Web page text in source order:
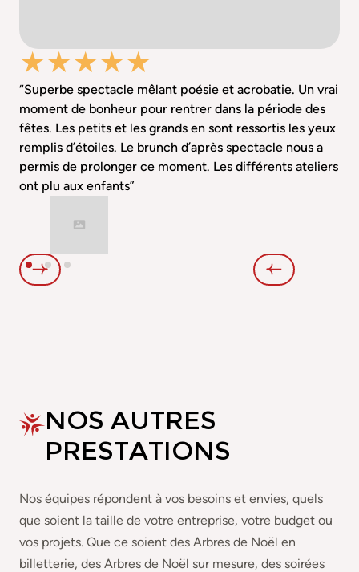
“Superbe spectacle mêlant poésie et acrobatie. Un vrai
moment de bonheur pour rentrer dans la période des
fêtes. Les petits et les grands en sont ressortis les yeux
remplis d’étoiles. Le brunch d’après spectacle nous a
permis de prolonger ce moment. Les différents ateliers
ont plu aux enfants”
NOS AUTRES
PRESTATIONS
Nos équipes répondent à vos besoins et envies, quels
que soient la taille de votre entreprise, votre budget ou
vos projets. Que ce soient des Arbres de Noël en
billetterie, des Arbres de Noël sur mesure, des soirées